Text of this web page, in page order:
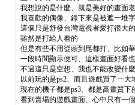
我想說的是什麼、就是美好的畫面
我喜歡的偶像、錄下來是被遮一堆
這個只是舒發台灣電視者愛打很大
雖然是打給人看的
但是有些不用從頭到尾都打、比如
一段時間顯示便可、這樣畫面好看
不過這只是空想、我也不能改變什麼
以前玩的是ps2、而且遊戲買了一大
現在的機子都是ps3、都是高畫質下
看到賣場的遊戲畫面、心中只有一